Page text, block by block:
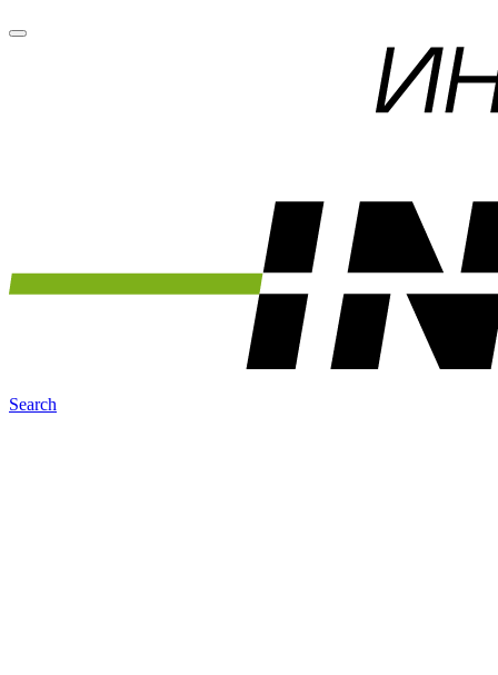
Search